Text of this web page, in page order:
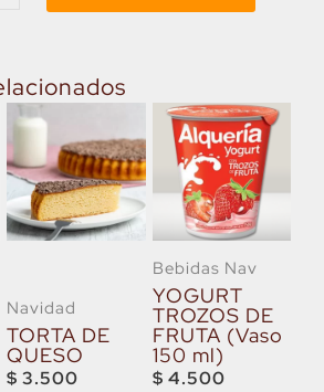
era: es:
Navidad
TORTA DE
QUESO
$ 3.500
Bebidas Nav
YOGURT
TROZOS DE
FRUTA (Vaso
150 ml)
$ 4.500